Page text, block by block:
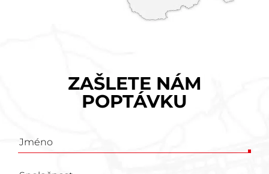
ZAŠLETE NÁM
POPTÁVKU
Poptávkový